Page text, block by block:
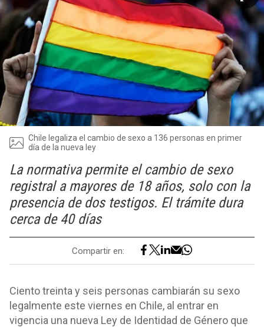
Chile legaliza el cambio de sexo a 136 personas en primer
día de la nueva ley
La normativa permite el cambio de sexo
registral a mayores de 18 años, solo con la
presencia de dos testigos. El trámite dura
cerca de 40 días
Compartir en:
Ciento treinta y seis personas cambiarán su sexo
legalmente este viernes en Chile, al entrar en
vigencia una nueva Ley de Identidad de Género que